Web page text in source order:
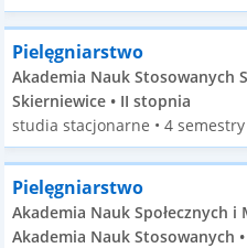
Pielęgniarstwo
Akademia Nauk Stosowanych
Skierniewice • II stopnia
studia stacjonarne • 4 semestry
Pielęgniarstwo
Akademia Nauk Społecznych
Akademia Nauk Stosowanych